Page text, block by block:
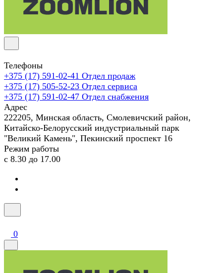
Телефоны
+375 (17) 591-02-41 Отдел продаж
+375 (17) 505-52-23 Отдел сервиса
+375 (17) 591-02-47 Отдел снабжения
Адрес
222205, Минская область, Смолевичский район,
Китайско-Белорусский индустриальный парк
"Великий Камень", Пекинский проспект 16
Режим работы
с 8.30 до 17.00
0